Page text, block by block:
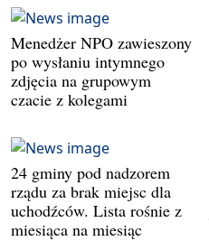
Menedżer NPO zawieszony
po wysłaniu intymnego
zdjęcia na grupowym
czacie z kolegami
24 gminy pod nadzorem
rządu za brak miejsc dla
uchodźców. Lista rośnie z
miesiąca na miesiąc